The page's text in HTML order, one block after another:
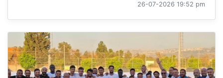
26-07-2026 19:52 pm